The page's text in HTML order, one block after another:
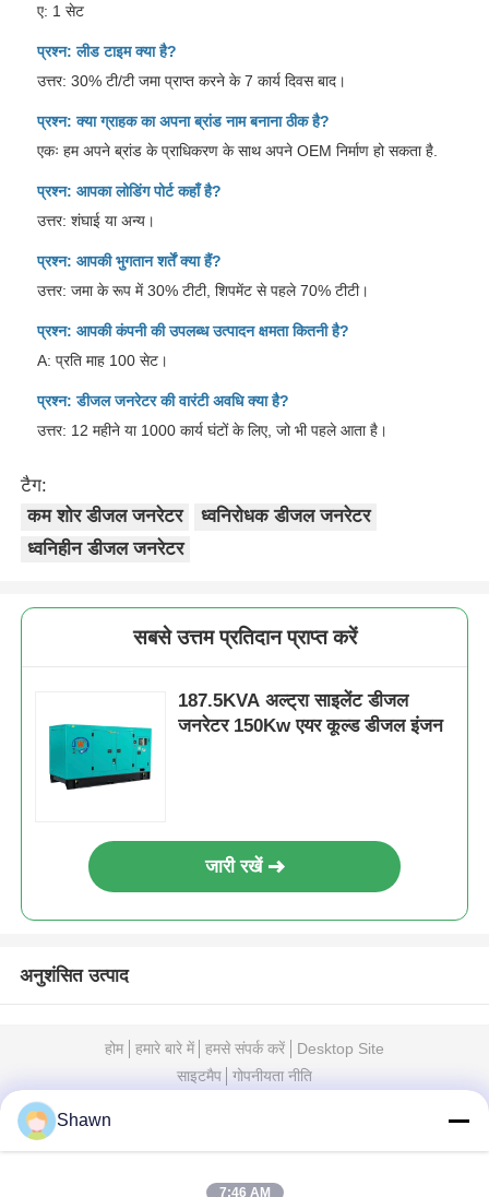
ए: 1 सेट
प्रश्न: लीड टाइम क्या है?
उत्तर: 30% टी/टी जमा प्राप्त करने के 7 कार्य दिवस बाद।
प्रश्न: क्या ग्राहक का अपना ब्रांड नाम बनाना ठीक है?
एकः हम अपने ब्रांड के प्राधिकरण के साथ अपने OEM निर्माण हो सकता है.
प्रश्न: आपका लोडिंग पोर्ट कहाँ है?
उत्तर: शंघाई या अन्य।
प्रश्न: आपकी भुगतान शर्तें क्या हैं?
उत्तर: जमा के रूप में 30% टीटी, शिपमेंट से पहले 70% टीटी।
प्रश्न: आपकी कंपनी की उपलब्ध उत्पादन क्षमता कितनी है?
A: प्रति माह 100 सेट।
प्रश्न: डीजल जनरेटर की वारंटी अवधि क्या है?
उत्तर: 12 महीने या 1000 कार्य घंटों के लिए, जो भी पहले आता है।
टैग:
कम शोर डीजल जनरेटर
ध्वनिरोधक डीजल जनरेटर
ध्वनिहीन डीजल जनरेटर
सबसे उत्तम प्रतिदान प्राप्त करें
187.5KVA अल्ट्रा साइलेंट डीजल
जनरेटर 150Kw एयर कूल्ड डीजल इंजन
जारी रखें
अनुशंसित उत्पाद
होम हमारे बारे में हमसे संपर्क करें
Desktop Site
साइटमैप
गोपनीयता नीति
गुणवत्ता
Shawn
7:46 AM